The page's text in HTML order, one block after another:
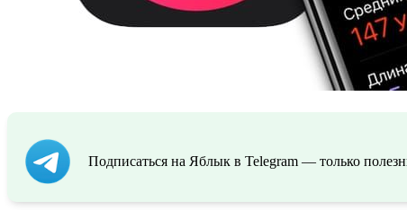
Подписаться на Яблык в Telegram — только